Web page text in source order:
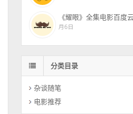
《耀眼》全集电影百度
月6日
分类目录
杂谈随笔
电影推荐